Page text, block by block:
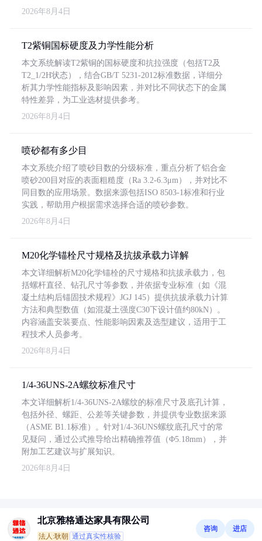
2026年8月4日
T2紫铜国标硬度及力学性能分析
本文系统解读T2紫铜的国标硬度和抗拉强度（包括T2及
T2_1/2H状态），结合GB/T 5231-2012标准数据，详细分
析其力学性能指标及影响因素，并对比不同状态下的金属
特性差异，为工业选材提供参考。
2026年8月4日
喷砂都有多少目
本文系统介绍了喷砂目数的分级标准，重点分析了铝合金
喷砂200目对应的表面粗糙度（Ra 3.2-6.3μm），并对比不
同目数的应用场景。数据来源包括ISO 8503-1标准和行业
实践，帮助用户根据需求选择合适的喷砂参数。
2026年8月4日
M20化学锚栓尺寸规格及抗拔承载力详解
本文详细解析M20化学锚栓的尺寸规格和抗拔承载力，包
括螺杆直径、钻孔尺寸等参数，并依据专业标准（如《混
凝土结构后锚固技术规程》JGJ 145）提供抗拔承载力计算
方法和典型数值（如混凝土强度C30下设计值约80kN）。
内容涵盖安装要点、性能影响因素及选型建议，适用于工
程技术人员参考。
2026年8月4日
1/4-36UNS-2A螺纹标准尺寸
本文详细解析1/4-36UNS-2A螺纹的标准尺寸及底孔计算，
包括外径、螺距、公差等关键参数，并提供专业数据来源
（ASME B1.1标准）。针对1/4-36UNS螺纹底孔尺寸的常
见疑问，通过公式推导给出精确推荐值（Φ5.18mm），并
附加工艺建议与扩展知识。
2026年8月4日
北京雅格通达家具有限公司
法人:耿朝 通过真实性核验
咨询 进店